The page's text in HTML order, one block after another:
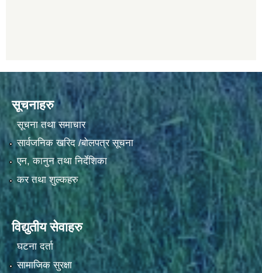
सूचनाहरु
सूचना तथा समाचार
सार्वजनिक खरिद /बोलपत्र सूचना
एन, कानुन तथा निर्देशिका
कर तथा शुल्कहरु
विद्युतीय सेवाहरु
घटना दर्ता
सामाजिक सुरक्षा